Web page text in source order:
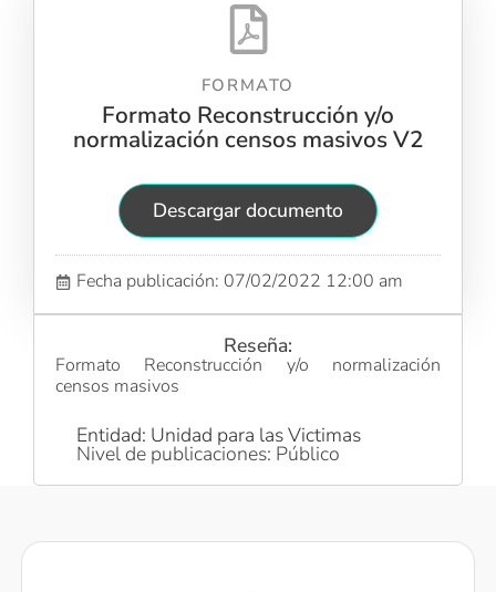
FORMATO
Formato Reconstrucción y/o
normalización censos masivos V2
Descargar documento
Fecha publicación: 07/02/2022 12:00 am
Reseña:
Formato Reconstrucción y/o normalización
censos masivos
Entidad: Unidad para las Victimas
Nivel de publicaciones: Público